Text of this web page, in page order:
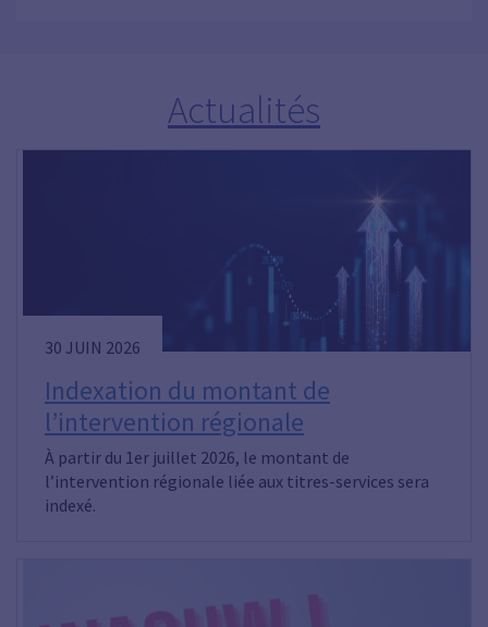
Actualités
30 JUIN 2026
Indexation du montant de
l’intervention régionale
À partir du 1er juillet 2026, le montant de
l’intervention régionale liée aux titres-services sera
indexé.